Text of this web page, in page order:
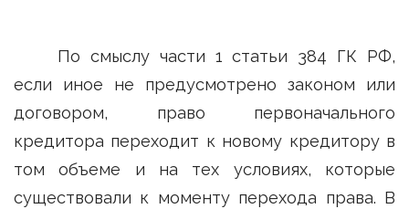
По смыслу части 1 статьи 384 ГК РФ,
если иное не предусмотрено законом или
договором, право первоначального
кредитора переходит к новому кредитору в
том объеме и на тех условиях, которые
существовали к моменту перехода права. В